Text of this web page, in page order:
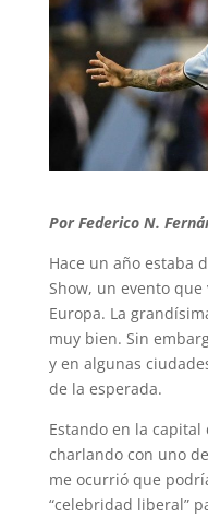
Por Federico N.
Hace un año estaba
Show, un evento
Europa. La
muy bien. Sin
y en algunas
de la esperada.
Estando en la
charlando con uno
me ocurrió que
“celebridad liberal”